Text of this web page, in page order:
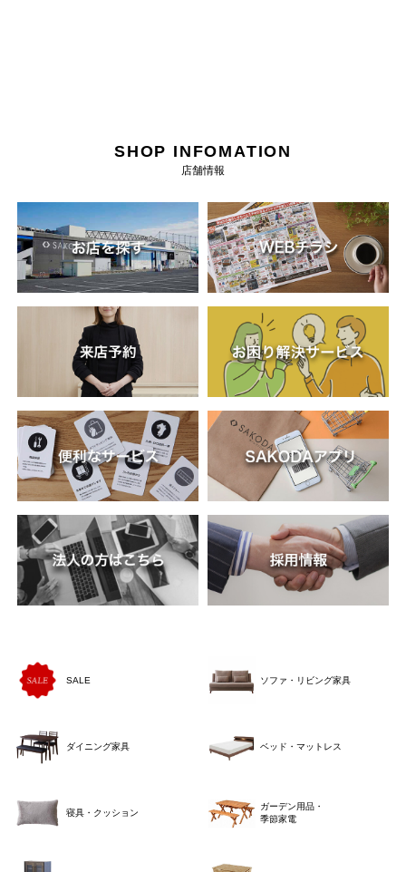
SHOP INFOMATION
店舗情報
SALE ソファ・リビング家具
ダイニング家具 ベッド・マットレス
寝具・クッション
ガーデン用品・
季節家電